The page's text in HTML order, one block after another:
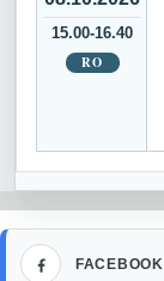
15.00-16.40
RO
FACEBOOK
Facebook